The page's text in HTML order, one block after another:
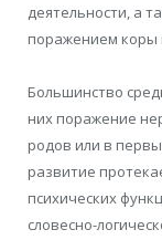
деятельности, а
поражением коры
Большинство
них поражение
родов или в
развитие
психических
словесно-